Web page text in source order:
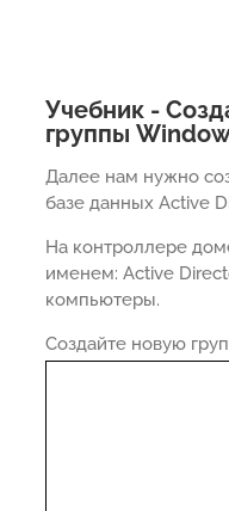
Учебник -
группы
Далее нам нужно
базе данных Active
На контроллере
именем: Active
компьютеры.
Создайте новую